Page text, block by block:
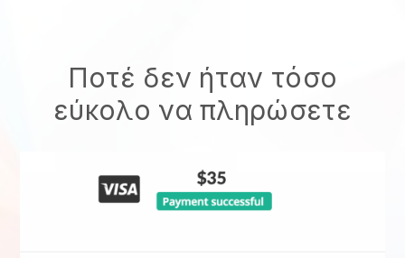
Ποτέ δεν ήταν τόσο
εύκολο να πληρώσετε